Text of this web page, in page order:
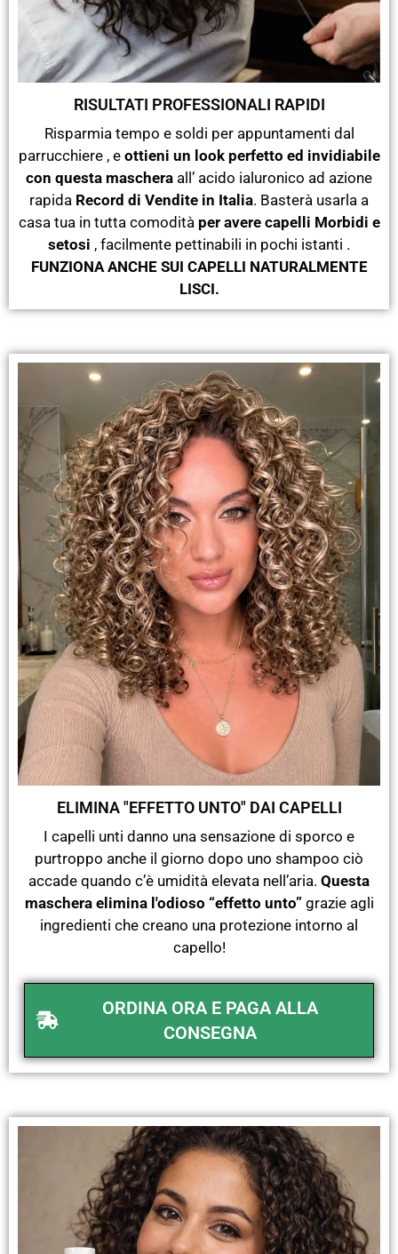
RISULTATI PROFESSIONALI RAPIDI
Risparmia tempo e soldi per appuntamenti dal
parrucchiere , e ottieni un look perfetto ed invidiabile
con questa maschera all’ acido ialuronico ad azione
rapida Record di Vendite in Italia. Basterà usarla a
casa tua in tutta comodità per avere capelli Morbidi e
setosi , facilmente pettinabili in pochi istanti .
FUNZIONA ANCHE SUI CAPELLI NATURALMENTE
LISCI.
ELIMINA "EFFETTO UNTO" DAI CAPELLI
I capelli unti danno una sensazione di sporco e
purtroppo anche il giorno dopo uno shampoo ciò
accade quando c’è umidità elevata nell’aria. Questa
maschera elimina l'odioso “effetto unto” grazie agli
ingredienti che creano una protezione intorno al
capello!
ORDINA ORA E PAGA ALLA
CONSEGNA